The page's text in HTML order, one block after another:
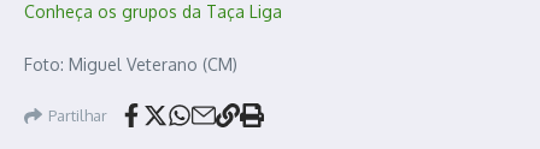
Conheça os grupos da Taça Liga
Foto: Miguel Veterano (CM)
Partilhar